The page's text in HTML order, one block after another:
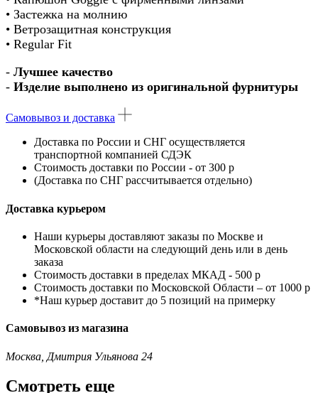
• Застежка на молнию
• Ветрозащитная конструкция
• Regular Fit
- Лучшее качество
- Изделие выполнено из оригинальной фурнитуры
Самовывоз и доставка
Доставка по России и СНГ осуществляется
транспортной компанией СДЭК
Стоимость доставки по России - от 300 р
(Доставка по СНГ рассчитывается отдельно)
Доставка курьером
Наши курьеры доставляют заказы по Москве и
Московской области на следующий день или в день
заказа
Стоимость доставки в пределах МКАД - 500 р
Стоимость доставки по Московской Области – от 1000 р
*Наш курьер доставит до 5 позиций на примерку
Самовывоз из магазина
Москва, Дмитрия Ульянова 24
Смотреть еще